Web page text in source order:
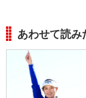
あわせて読み